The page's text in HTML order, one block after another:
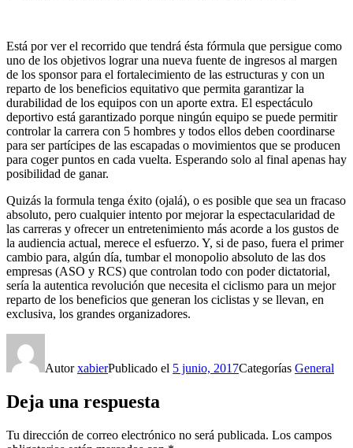
Está por ver el recorrido que tendrá ésta fórmula que persigue como
uno de los objetivos lograr una nueva fuente de ingresos al margen
de los sponsor para el fortalecimiento de las estructuras y con un
reparto de los beneficios equitativo que permita garantizar la
durabilidad de los equipos con un aporte extra. El espectáculo
deportivo está garantizado porque ningún equipo se puede permitir
controlar la carrera con 5 hombres y todos ellos deben coordinarse
para ser partícipes de las escapadas o movimientos que se producen
para coger puntos en cada vuelta. Esperando solo al final apenas hay
posibilidad de ganar.
Quizás la formula tenga éxito (ojalá), o es posible que sea un fracaso
absoluto, pero cualquier intento por mejorar la espectacularidad de
las carreras y ofrecer un entretenimiento más acorde a los gustos de
la audiencia actual, merece el esfuerzo. Y, si de paso, fuera el primer
cambio para, algún día, tumbar el monopolio absoluto de las dos
empresas (ASO y RCS) que controlan todo con poder dictatorial,
sería la autentica revolución que necesita el ciclismo para un mejor
reparto de los beneficios que generan los ciclistas y se llevan, en
exclusiva, los grandes organizadores.
AutorxabierPublicado el 5 junio, 2017Categorías General
Deja una respuesta
Tu dirección de correo electrónico no será publicada. Los campos